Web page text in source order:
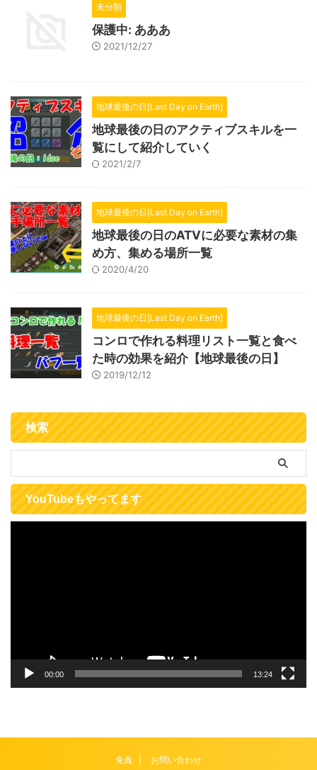
未分類
保護中: あああ
2021/12/27
地球最後の日[Last Day on Earth]
地球最後の日のアクティブスキルを一
覧にして紹介していく
2021/2/7
地球最後の日[Last Day on Earth]
地球最後の日のATVに必要な素材の集
め方、集める場所一覧
2020/4/20
地球最後の日[Last Day on Earth]
コンロで作れる料理リスト一覧と食べ
た時の効果を紹介【地球最後の日】
2019/12/12
検索
YouTubeもやってます
00:00 13:24
免責 お問い合わせ